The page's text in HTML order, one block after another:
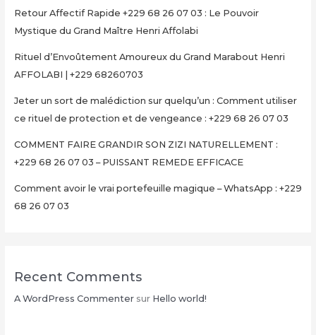
Retour Affectif Rapide +229 68 26 07 03 : Le Pouvoir
Mystique du Grand Maître Henri Affolabi
Rituel d’Envoûtement Amoureux du Grand Marabout Henri
AFFOLABI | +229 68260703
Jeter un sort de malédiction sur quelqu’un : Comment utiliser
ce rituel de protection et de vengeance : +229 68 26 07 03
COMMENT FAIRE GRANDIR SON ZIZI NATURELLEMENT :
+229 68 26 07 03 – PUISSANT REMEDE EFFICACE
Comment avoir le vrai portefeuille magique – WhatsApp : +229
68 26 07 03
Recent Comments
A WordPress Commentersur Hello world!